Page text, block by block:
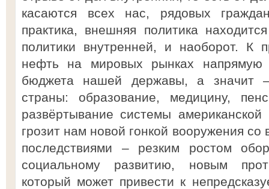
касаются всех нас, рядовых
практика, внешняя политика
политики внутренней, и наоборот. К
нефть на мировых рынках
бюджета нашей державы, а значит
страны: образование, медицину,
развёртывание системы
грозит нам новой гонкой вооружения
последствиями – резким ростом
социальному развитию, новым
который может привести к